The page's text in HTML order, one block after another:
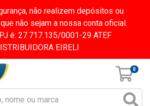
não realizem depósitos ou
não sejam a nossa conta oficial.
é: 27.717.135/0001-29 ATEF
EIRELI
0